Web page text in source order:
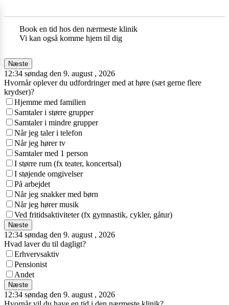
Book en tid hos den nærmeste klinik
Vi kan også komme hjem til dig
Næste
12:34 søndag den 9. august , 2026
Hvornår oplever du udfordringer med at høre (sæt gerne flere
krydser)?
Hjemme med familien
Samtaler i større grupper
Samtaler i mindre grupper
Når jeg taler i telefon
Når jeg hører tv
Samtaler med 1 person
I større rum (fx teater, koncertsal)
I støjende omgivelser
På arbejdet
Når jeg snakker med børn
Når jeg hører musik
Ved fritidsaktiviteter (fx gymnastik, cykler, gåtur)
Næste
12:34 søndag den 9. august , 2026
Hvad laver du til dagligt?
Erhvervsaktiv
Pensionist
Andet
Næste
12:34 søndag den 9. august , 2026